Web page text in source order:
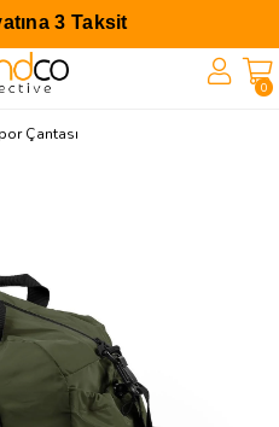
3 Taksit
0
Çantası